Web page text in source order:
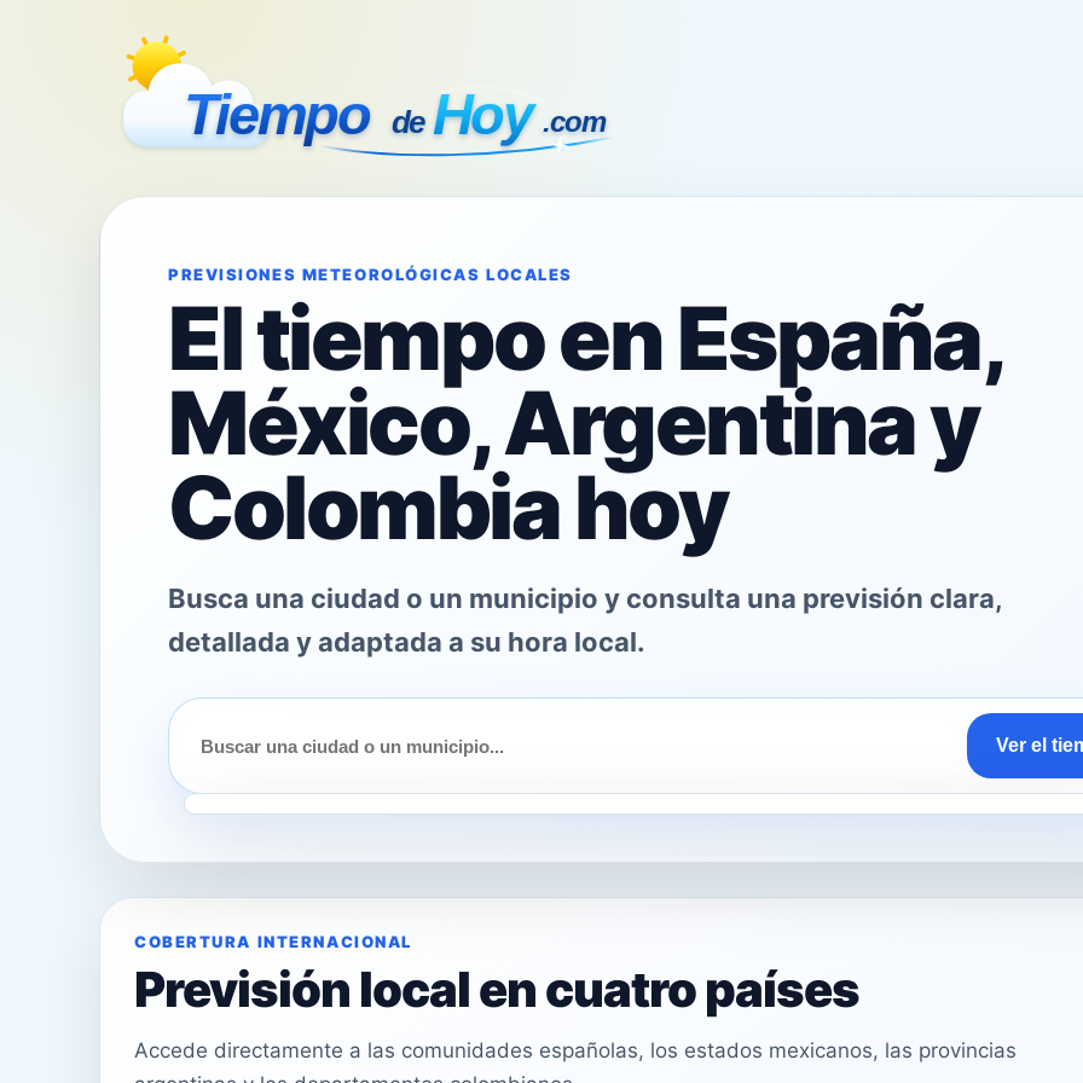
PREVISIONES METEOROLÓGICAS LOCALES
El tiempo en España,
México, Argentina y
Colombia hoy
Busca una ciudad o un municipio y consulta una previsión clara,
detallada y adaptada a su hora local.
Ver el
COBERTURA INTERNACIONAL
Previsión local en cuatro países
Accede directamente a las comunidades españolas, los estados mexicanos, las provincias